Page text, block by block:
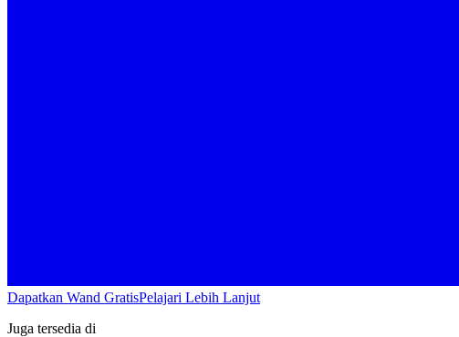
Dapatkan Wand GratisPelajari Lebih Lanjut
Juga tersedia di